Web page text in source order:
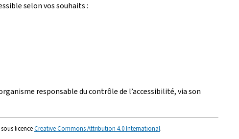
selon vos souhaits :
responsable du contrôle de l’accessibilité, via son
licenceCreative Commons Attribution 4.0 International.